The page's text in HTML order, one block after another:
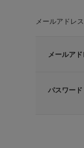
メールアドレ
メールアド
パスワード